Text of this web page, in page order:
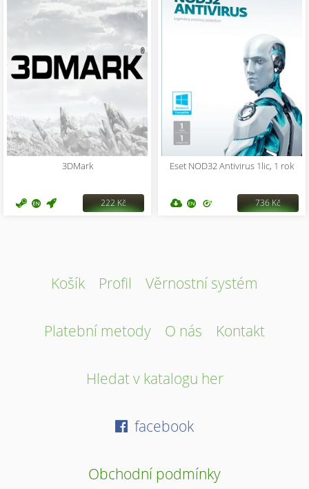
3DMark
222 Kč
Eset NOD32 Antivirus 1lic, 1 rok
736 Kč
Košík Profil Věrnostní systém
Platební metody O nás Kontakt
Hledat v katalogu her
facebook
Obchodní podmínky